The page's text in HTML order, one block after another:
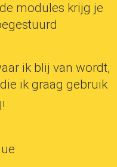
modules krijg je
ik blij van wordt,
ik graag gebruik